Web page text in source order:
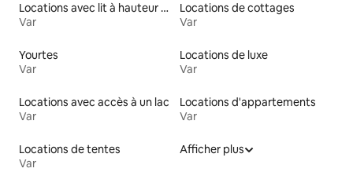
Locations avec lit à hauteur adaptée
Var
Locations de cottages
Var
Yourtes
Var
Locations de luxe
Var
Locations avec accès à un lac
Var
Locations d'appartements
Var
Locations de tentes
Var
Afficher plus